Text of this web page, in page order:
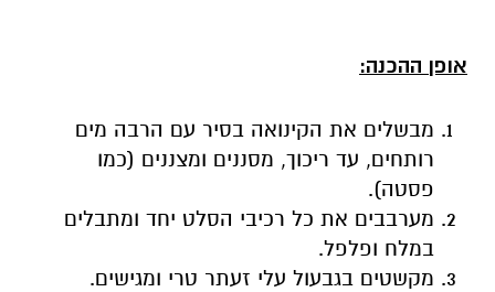
אופן ההכנה:
מבשלים את הקינואה בסיר עם הרבה מים
רותחים, עד ריכוך, מסננים ומצננים (כמו
פסטה).
מערבבים את כל רכיבי הסלט יחד ומתבלים
במלח ופלפל.
מקשטים בגבעול עלי זעתר טרי ומגישים.